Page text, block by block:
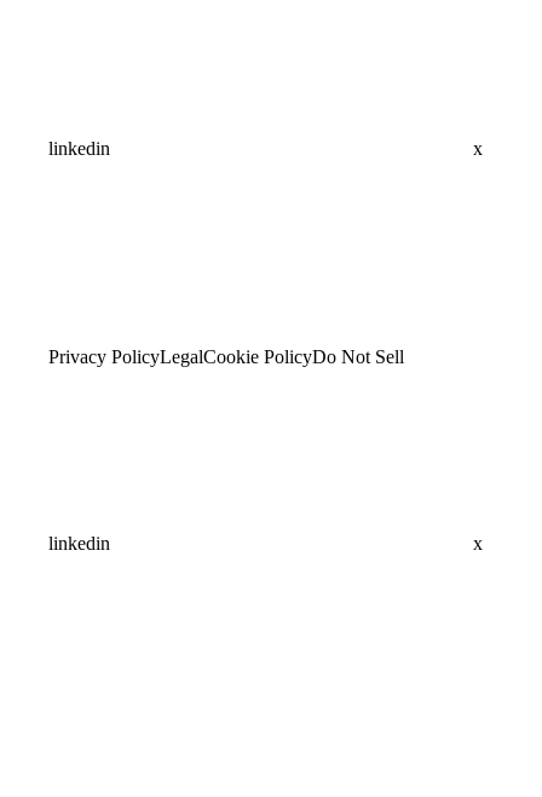
linkedin x
Privacy PolicyLegalCookie PolicyDo Not Sell
linkedin x